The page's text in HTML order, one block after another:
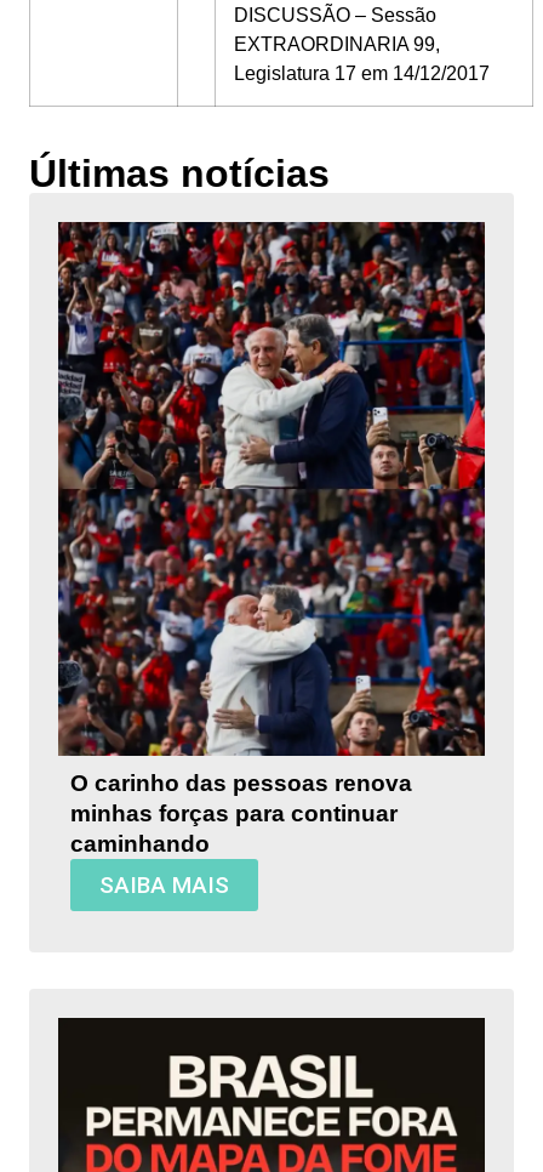
DISCUSSÃO – Sessão
EXTRAORDINARIA 99,
Legislatura 17 em 14/12/2017
Últimas notícias
O carinho das pessoas renova
minhas forças para continuar
caminhando
SAIBA MAIS